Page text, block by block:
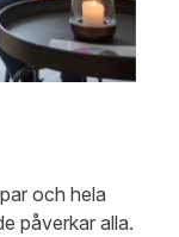
och hela
påverkar alla.